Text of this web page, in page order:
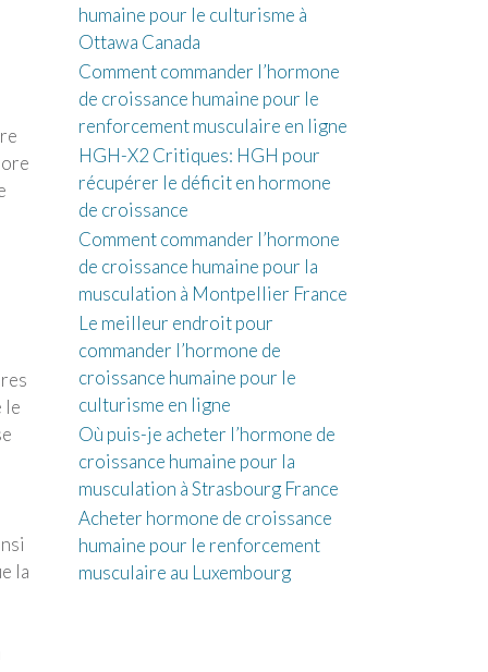
le
la
humaine pour le culturisme à
Ottawa Canada
Comment commander l’hormone
de croissance humaine pour le
renforcement musculaire en ligne
HGH-X2 Critiques: HGH pour
récupérer le déficit en hormone
de croissance
Comment commander l’hormone
de croissance humaine pour la
musculation à Montpellier France
Le meilleur endroit pour
commander l’hormone de
croissance humaine pour le
culturisme en ligne
Où puis-je acheter l’hormone de
croissance humaine pour la
musculation à Strasbourg France
Acheter hormone de croissance
humaine pour le renforcement
musculaire au Luxembourg